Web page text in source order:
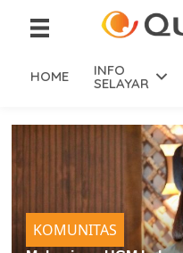
HOME INFO
SELAYAR
KOMUNITAS